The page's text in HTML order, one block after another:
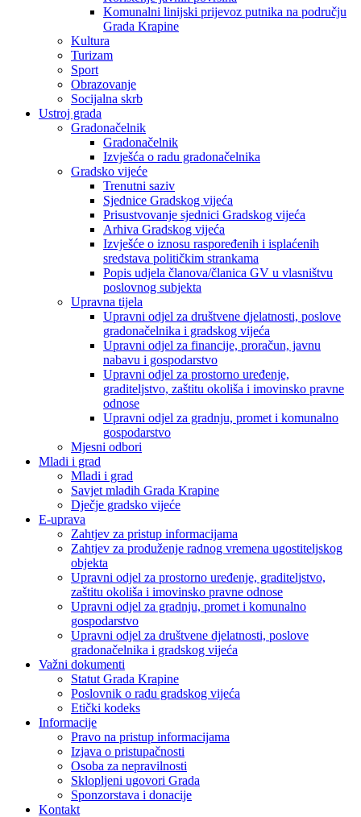
Komunalni linijski prijevoz putnika na području
Grada Krapine
Kultura
Turizam
Sport
Obrazovanje
Socijalna skrb
Ustroj grada
Gradonačelnik
Gradonačelnik
Izvješća o radu gradonačelnika
Gradsko vijeće
Trenutni saziv
Sjednice Gradskog vijeća
Prisustvovanje sjednici Gradskog vijeća
Arhiva Gradskog vijeća
Izvješće o iznosu raspoređenih i isplaćenih
sredstava političkim strankama
Popis udjela članova/članica GV u vlasništvu
poslovnog subjekta
Upravna tijela
Upravni odjel za društvene djelatnosti, poslove
gradonačelnika i gradskog vijeća
Upravni odjel za financije, proračun, javnu
nabavu i gospodarstvo
Upravni odjel za prostorno uređenje,
graditeljstvo, zaštitu okoliša i imovinsko pravne
odnose
Upravni odjel za gradnju, promet i komunalno
gospodarstvo
Mjesni odbori
Mladi i grad
Mladi i grad
Savjet mladih Grada Krapine
Dječje gradsko vijeće
E-uprava
Zahtjev za pristup informacijama
Zahtjev za produženje radnog vremena ugostiteljskog
objekta
Upravni odjel za prostorno uređenje, graditeljstvo,
zaštitu okoliša i imovinsko pravne odnose
Upravni odjel za gradnju, promet i komunalno
gospodarstvo
Upravni odjel za društvene djelatnosti, poslove
gradonačelnika i gradskog vijeća
Važni dokumenti
Statut Grada Krapine
Poslovnik o radu gradskog vijeća
Etički kodeks
Informacije
Pravo na pristup informacijama
Izjava o pristupačnosti
Osoba za nepravilnosti
Sklopljeni ugovori Grada
Sponzorstava i donacije
Kontakt